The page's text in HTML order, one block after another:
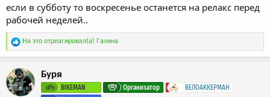
если в субботу то воскресенье останется на релакс перед
рабочей неделей..
Р
а
к
ц
и
и
На это отреагировал(а) Галина
Буря
BIKEMAN Организатор
ВЕЛОАККЕРМАН